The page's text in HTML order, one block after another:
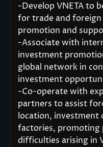
-Develop VNETA to
for trade and
promotion and
-Associate with
investment
global network in
investment
-Co-operate with
partners to assist
location, investment
factories, promoting
difficulties arising in